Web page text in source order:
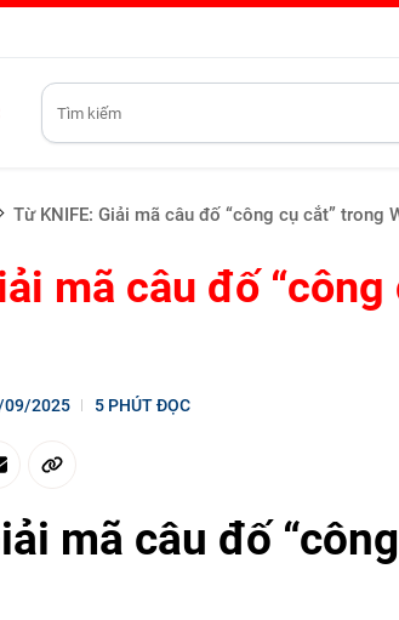
Từ KNIFE: Giải mã câu đố “công cụ cắt” trong
mã câu đố
09/2025 5 PHÚT ĐỌC
mã câu đố